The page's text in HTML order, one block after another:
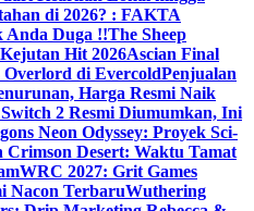
di 2026? : FAKTA
Duga !!The Sheep
Hit 2026Ascian Final
Overlord di EvercoldPenjualan
Harga Resmi Naik
2 Resmi Diumumkan, Ini
Neon Odyssey: Proyek Sci-
Crimson Desert: Waktu Tamat
WRC 2027: Grit Games
Nacon TerbaruWuthering